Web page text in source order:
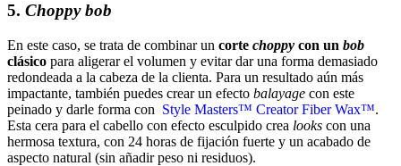
5. Choppy bob
En este caso, se trata de combinar un corte choppy con un bob
clásico para aligerar el volumen y evitar dar una forma demasiado
redondeada a la cabeza de la clienta. Para un resultado aún más
impactante, también puedes crear un efecto balayage con este
peinado y darle forma con Style Masters™ Creator Fiber Wax™.
Esta cera para el cabello con efecto esculpido crea looks con una
hermosa textura, con 24 horas de fijación fuerte y un acabado de
aspecto natural (sin añadir peso ni residuos).